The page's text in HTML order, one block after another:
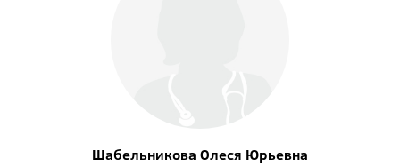
Шабельникова Олеся Юрьевна